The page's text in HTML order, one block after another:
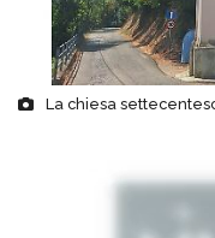
La chiesa